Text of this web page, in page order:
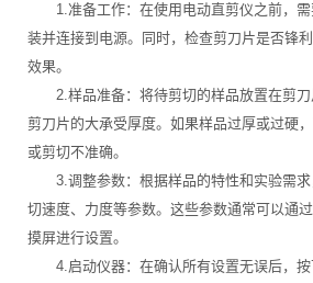
1.准备工作：在使用电动直剪仪之前，需
装并连接到电源。同时，检查剪刀片是否锋
效果。
2.样品准备：将待剪切的样品放置在剪刀
剪刀片的大承受厚度。如果样品过厚或过硬
或剪切不准确。
3.调整参数：根据样品的特性和实验需求
切速度、力度等参数。这些参数通常可以通
摸屏进行设置。
4.启动仪器：在确认所有设置无误后，按